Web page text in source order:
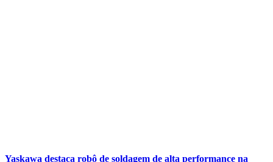
Yaskawa destaca robô de soldagem de alta performance na